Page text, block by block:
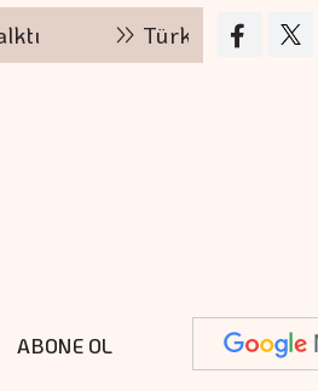
Türk Öğrenci, eşsiz
ABONE OL